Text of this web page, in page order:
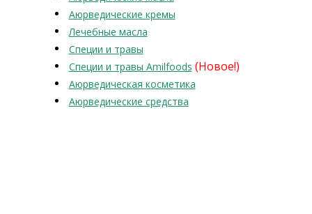
Аюрведические кремы
Лечебные масла
Специи и травы
Специи и травы Amilfoods (Новое!)
Аюрведическая косметика
Аюрведические средства